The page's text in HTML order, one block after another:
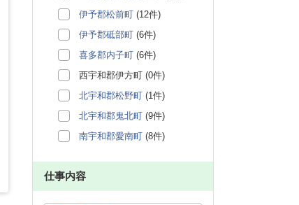
伊予郡松前町 (12件)
伊予郡砥部町 (6件)
喜多郡内子町 (6件)
西宇和郡伊方町 (0件)
北宇和郡松野町 (1件)
北宇和郡鬼北町 (9件)
南宇和郡愛南町 (8件)
仕事内容